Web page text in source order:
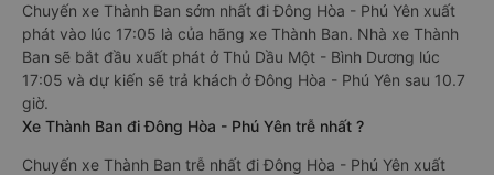
Chuyến xe Thành Ban sớm nhất đi Đông Hòa - Phú Yên xuất
phát vào lúc 17:05 là của hãng xe Thành Ban. Nhà xe Thành
Ban sẽ bắt đầu xuất phát ở Thủ Dầu Một - Bình Dương lúc
17:05 và dự kiến sẽ trả khách ở Đông Hòa - Phú Yên sau 10.7
giờ.
Xe Thành Ban đi Đông Hòa - Phú Yên trễ nhất ?
Chuyến xe Thành Ban trễ nhất đi Đông Hòa - Phú Yên xuất